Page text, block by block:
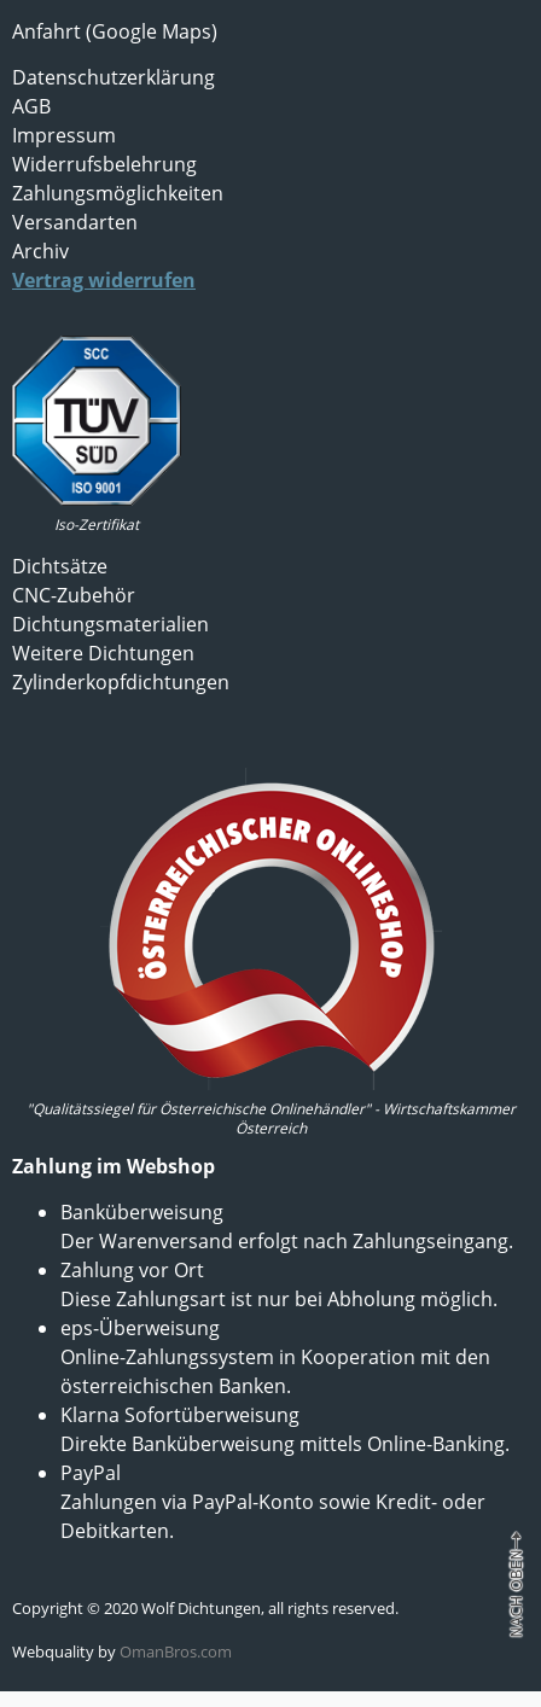
Anfahrt (Google Maps)
Datenschutzerklärung
AGB
Impressum
Widerrufsbelehrung
Zahlungsmöglichkeiten
Versandarten
Archiv
Vertrag widerrufen
Iso-Zertifikat
Dichtsätze
CNC-Zubehör
Dichtungsmaterialien
Weitere Dichtungen
Zylinderkopfdichtungen
"Qualitätssiegel für Österreichische Onlinehändler" - Wirtschaftskammer
Österreich
Zahlung im Webshop
Banküberweisung
Der Warenversand erfolgt nach Zahlungseingang.
Zahlung vor Ort
Diese Zahlungsart ist nur bei Abholung möglich.
eps-Überweisung
Online-Zahlungssystem in Kooperation mit den
österreichischen Banken.
Klarna Sofortüberweisung
Direkte Banküberweisung mittels Online-Banking.
PayPal
Zahlungen via PayPal-Konto sowie Kredit- oder
Debitkarten.
Copyright © 2020 Wolf Dichtungen, all rights reserved.
Webquality by OmanBros.com